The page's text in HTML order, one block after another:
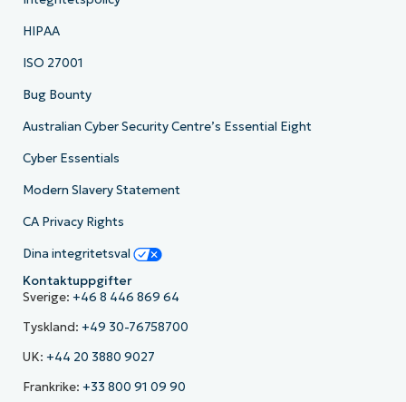
HIPAA
ISO 27001
Bug Bounty
Australian Cyber Security Centre’s Essential Eight
Cyber Essentials
Modern Slavery Statement
CA Privacy Rights
Dina integritetsval
Kontaktuppgifter
Sverige: +46 8 446 869 64
Tyskland: +49 30-76758700
UK: +44 20 3880 9027
Frankrike: +33 800 91 09 90